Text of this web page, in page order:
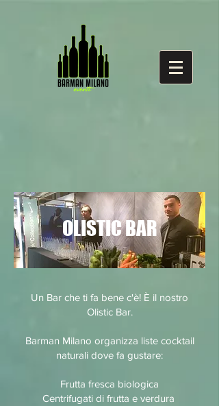
OLISTIC BAR
Un Bar che ti fa bene c'è! È il nostro
Olistic Bar.
Barman Milano organizza liste cocktail
naturali dove fa gustare:
Frutta fresca biologica
Centrifugati di frutta e verdura